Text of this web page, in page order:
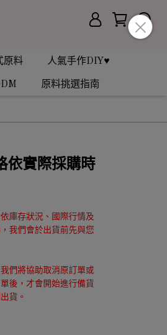
原料
人氣手作DIY♥
原料挑選指南
依實際採購時
庫存狀況、國際行情及
我們會於出貨前先與您
們將協助取消原訂單或
後，才會開始進行備貨
貨。